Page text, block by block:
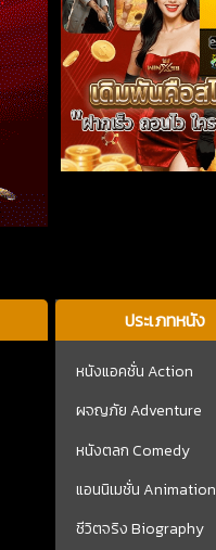
ประเภทหนัง
หนังแอคชั่น Action
ผจญภัย Adventure
หนังตลก Comedy
แอนนิเมชั่น Animation
ชีวิตจริง Biography